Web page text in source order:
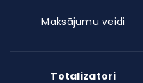
Maksājumu veidi
Totalizatori